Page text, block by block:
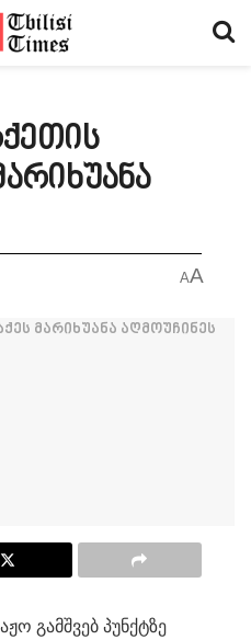
AA
გამშვებ პუნქტზე